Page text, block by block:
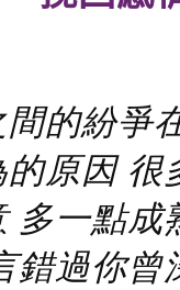
的紛爭
原因
多一點
錯過你曾